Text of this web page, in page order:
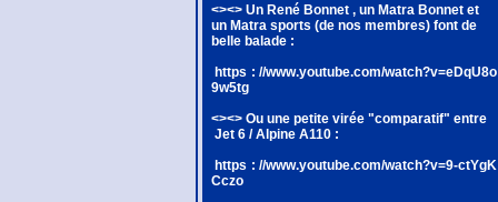
<><> Un René Bonnet , un Matra Bonnet et
un Matra sports (de nos membres) font de
belle balade :
https : //www.youtube.com/watch?v=eDqU8o
9w5tg
<><> Ou une petite virée "comparatif" entre
Jet 6 / Alpine A110 :
https : //www.youtube.com/watch?v=9-ctYgK
Cczo